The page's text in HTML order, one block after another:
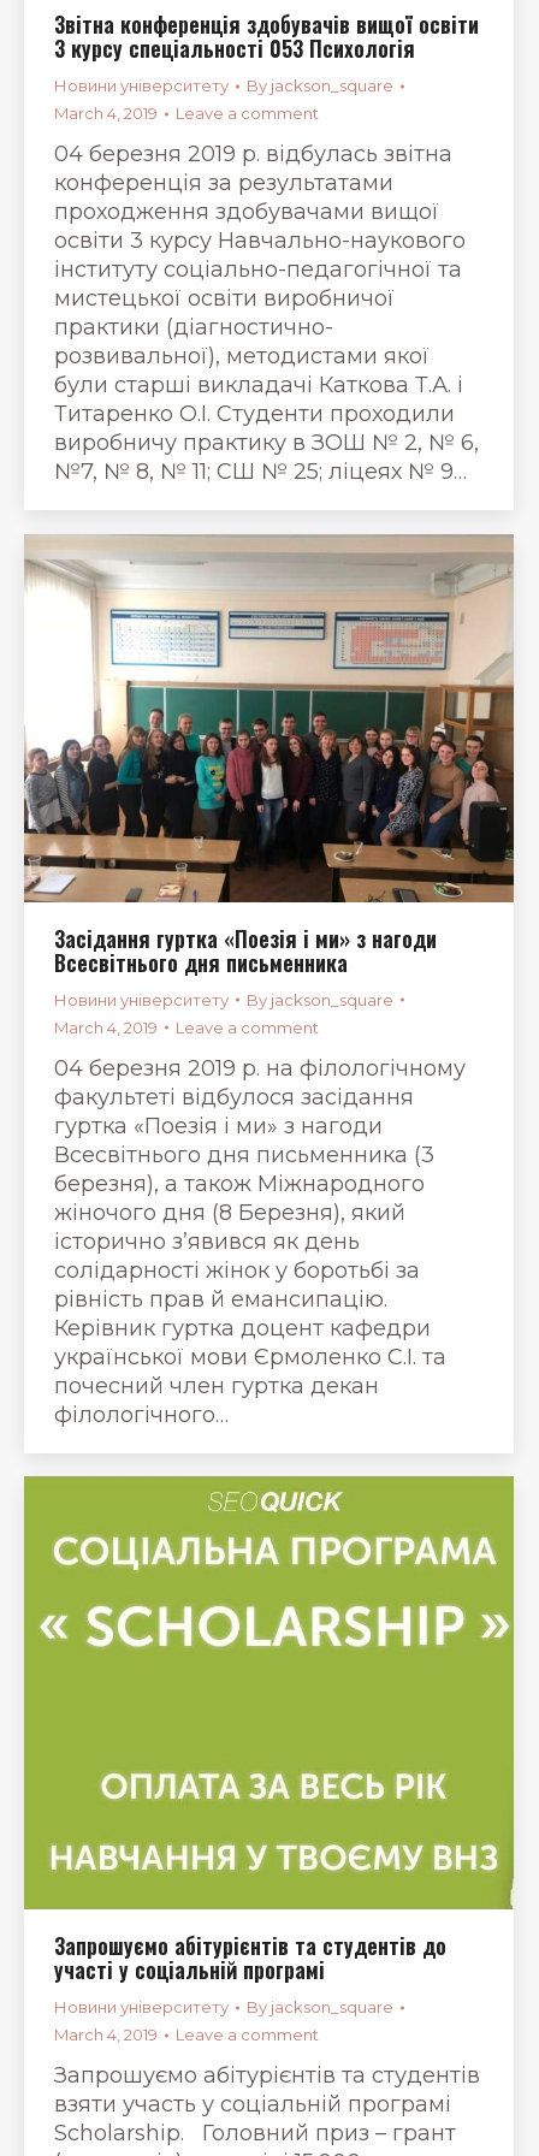
Звітна конференція здобувачів вищої освіти
3 курсу спеціальності 053 Психологія
Новини університету By jackson_square
March 4, 2019
Leave a comment
04 березня 2019 р. відбулась звітна
конференція за результатами
проходження здобувачами вищої
освіти 3 курсу Навчально-наукового
інституту соціально-педагогічної та
мистецької освіти виробничої
практики (діагностично-
розвивальної), методистами якої
були старші викладачі Каткова Т.А. і
Титаренко О.І. Студенти проходили
виробничу практику в ЗОШ № 2, № 6,
№7, № 8, № 11; СШ № 25; ліцеях № 9…
Засідання гуртка «Поезія і ми» з нагоди
Всесвітнього дня письменника
Новини університету By jackson_square
March 4, 2019
Leave a comment
04 березня 2019 р. на філологічному
факультеті відбулося засідання
гуртка «Поезія і ми» з нагоди
Всесвітнього дня письменника (3
березня), а також Міжнародного
жіночого дня (8 Березня), який
історично з’явився як день
солідарності жінок у боротьбі за
рівність прав й емансипацію.
Керівник гуртка доцент кафедри
української мови Єрмоленко С.І. та
почесний член гуртка декан
філологічного…
Запрошуємо абітурієнтів та студентів до
участі у соціальній програмі
Новини університету By jackson_square
March 4, 2019
Leave a comment
Запрошуємо абітурієнтів та студентів
взяти участь у соціальній програмі
Scholarship. Головний приз – грант